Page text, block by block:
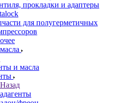
прокладки и адаптеры
для полугерметичных
и масла
Назад